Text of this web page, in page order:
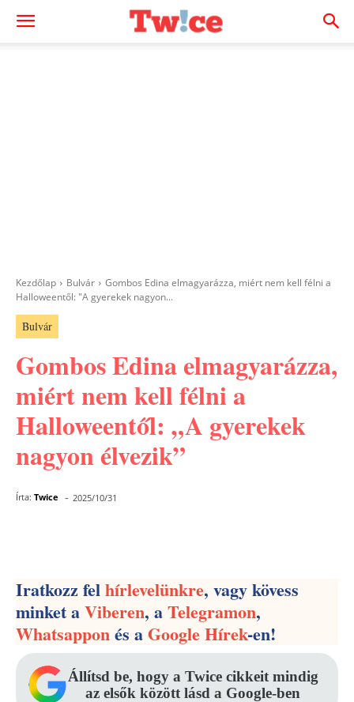
Kezdőlap Bulvár
Gombos Edina elmagyarázza, miért nem kell félni a
Halloweentől: "A gyerekek nagyon...
Bulvár
Gombos Edina elmagyarázza,
miért nem kell félni a
Halloweentől: „A gyerekek
nagyon élvezik”
Írta: Twice - 2025/10/31
Iratkozz felhírlevelünkre, vagy kövess
minket aViberen, aTelegramon,
Whatsapponés aGoogle Hírek-en!
Állítsd be, hogy a Twice cikkeit mindig
az elsők között lásd a Google-ben